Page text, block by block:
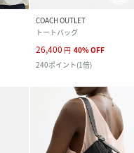
COACH OUTLET
トートバッグ
26,400 円 40%OFF
240ポイント(1倍)